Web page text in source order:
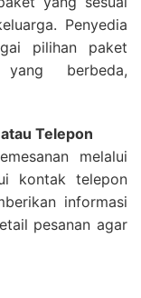
Penyedia
pilihan paket
berbeda,
Telepon
melalui
kontak telepon
informasi
pesanan agar